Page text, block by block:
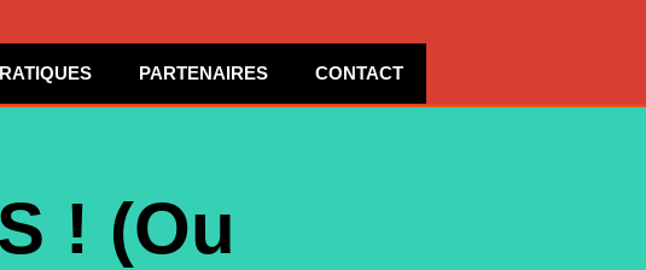
PARTENAIRES CONTACT
! (Ou